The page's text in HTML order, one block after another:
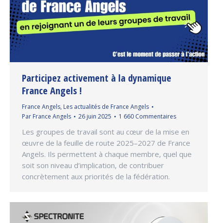
Participez activement à la dynamique
France Angels !
France Angels, Les actualités de France Angels
Par France Angels 26 juin 2025 1 660 Commentaires
Les groupes de travail sont au cœur de la mise en
œuvre de la feuille de route 2025–2027 de France
Angels. Ils permettent à chaque membre, quel que
soit son niveau d’implication, de contribuer
concrètement aux priorités de la fédération.